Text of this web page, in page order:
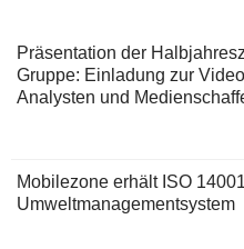
Präsentation der
Gruppe: Einladung zur
Analysten und
Mobilezone erhält ISO
Umweltmanagementsystem